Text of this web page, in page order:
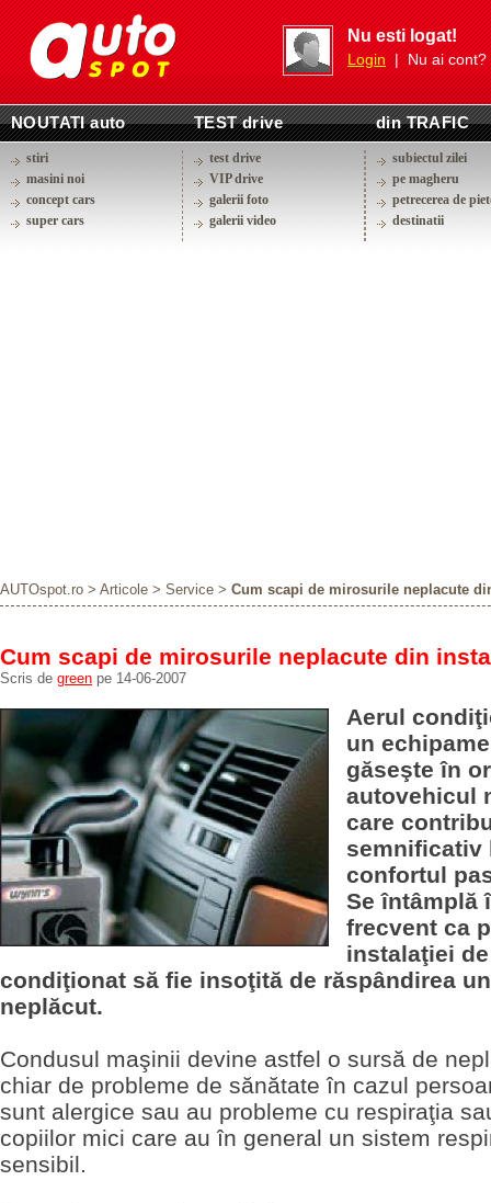
Nu esti logat!
Login| Nu ai cont?
NOUTATI auto TEST drive din TRAFIC
stiri
masini noi
concept cars
super cars
test drive
VIP drive
galerii foto
galerii video
subiectul zilei
pe magheru
petrecerea de
destinatii
AUTOspot.ro > Articole > Service > Cum scapi de mirosurile neplacute
Cum scapi de mirosurile neplacute din
Scris de green pe 14-06-2007
Aerul
un
găseşte în
autovehicul
care
semnificativ
confortul
Se întâmplă
frecvent ca
instalaţiei
condiţionat să fie insoţită de răspândirea
neplăcut.
Condusul maşinii devine astfel o sursă de
chiar de probleme de sănătate în cazul
sunt alergice sau au probleme cu respiraţia
copiilor mici care au în general un sistem
sensibil.